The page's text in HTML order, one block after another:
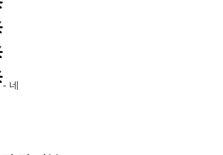
- 네